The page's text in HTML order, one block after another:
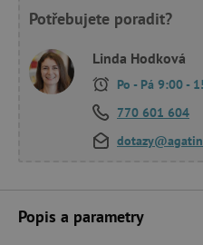
Potřebujete poradit?
Linda Hodková
Po - Pá 9:00 -
770 601 604
Popis a parametry